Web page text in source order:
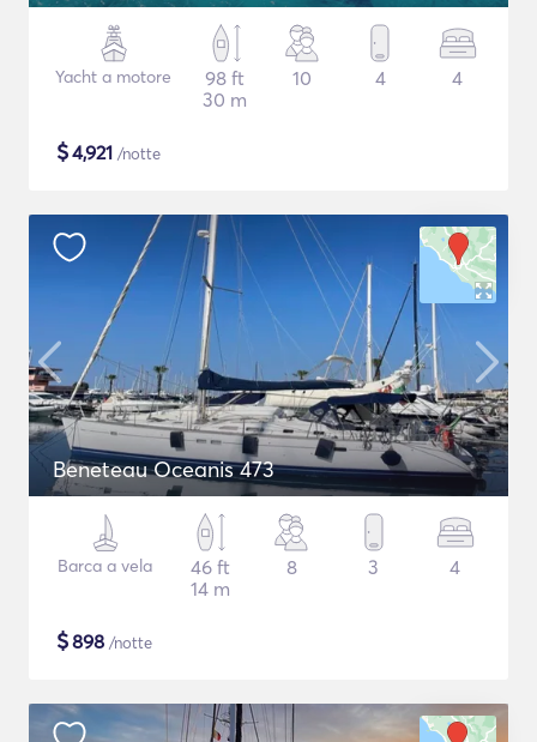
Yacht a motore
98 ft
30 m
10 4 4
$4,921 /notte
Beneteau Oceanis 473
Barca a vela
46 ft
14 m
8 3 4
$898 /notte